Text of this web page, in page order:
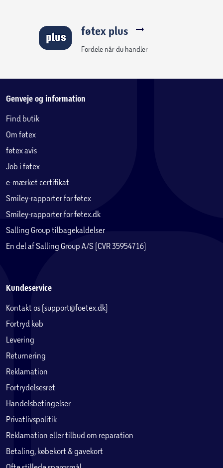
føtex plus
Fordele når du handler
Genveje og information
Find butik
Om føtex
føtex avis
Job i føtex
e-mærket certifikat
Smiley-rapporter for føtex
Smiley-rapporter for føtex.dk
Salling Group tilbagekaldelser
En del af Salling Group A/S (CVR 35954716)
Kundeservice
Kontakt os (support@foetex.dk)
Fortryd køb
Levering
Returnering
Reklamation
Fortrydelsesret
Handelsbetingelser
Privatlivspolitik
Reklamation eller tilbud om reparation
Betaling, købekort & gavekort